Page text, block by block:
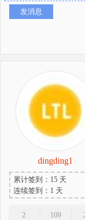
发消息
dingding1
累计签到：15 天
连续签到：1 天
2
109